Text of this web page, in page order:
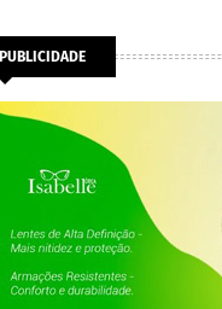
PUBLICIDADE